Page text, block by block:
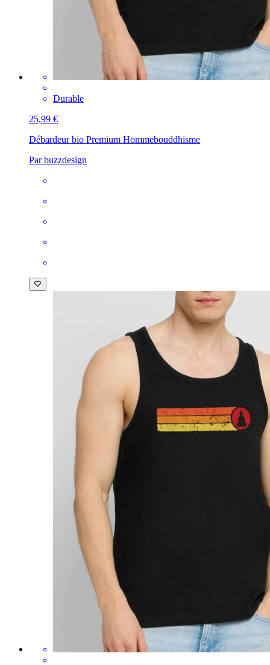
Durable
25,99 €
Débardeur bio Premium Hommebouddhisme
Par buzzdesign